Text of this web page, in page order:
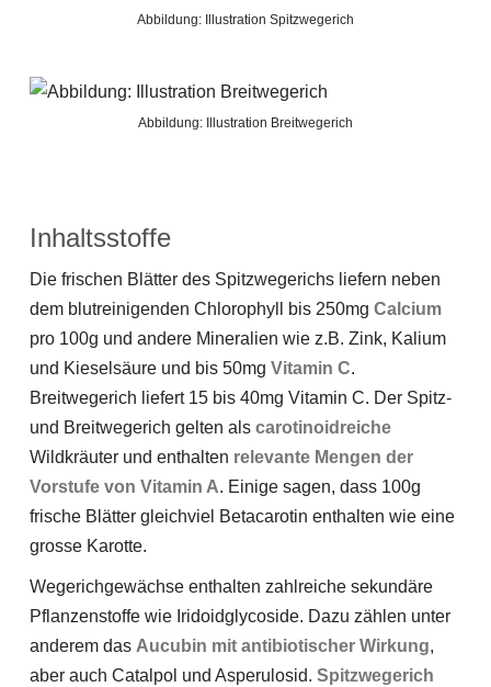
Abbildung: Illustration Spitzwegerich
Abbildung: Illustration Breitwegerich
Inhaltsstoffe
Die frischen Blätter des Spitzwegerichs liefern neben
dem blutreinigenden Chlorophyll bis 250mg Calcium
pro 100g und andere Mineralien wie z.B. Zink, Kalium
und Kieselsäure und bis 50mg Vitamin C.
Breitwegerich liefert 15 bis 40mg Vitamin C. Der Spitz-
und Breitwegerich gelten als carotinoidreiche
Wildkräuter und enthalten relevante Mengen der
Vorstufe von Vitamin A. Einige sagen, dass 100g
frische Blätter gleichviel Betacarotin enthalten wie eine
grosse Karotte.
Wegerichgewächse enthalten zahlreiche sekundäre
Pflanzenstoffe wie Iridoidglycoside. Dazu zählen unter
anderem das Aucubin mit antibiotischer Wirkung,
aber auch Catalpol und Asperulosid. Spitzwegerich